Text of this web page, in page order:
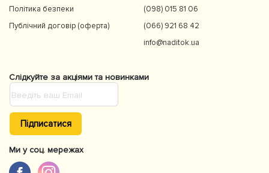
Політика безпеки
Публічний договір (оферта)
(098) 015 81 06
(066) 921 68 42
info@naditok.ua
Слідкуйте за акціями та новинками
Підписатися
Ми у соц. мережах